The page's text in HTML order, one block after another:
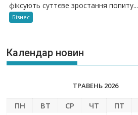
фіксують суттєве зростання попиту...
Бізнес
Календар новин
ТРАВЕНЬ 2026
ПН ВТ СР ЧТ ПТ